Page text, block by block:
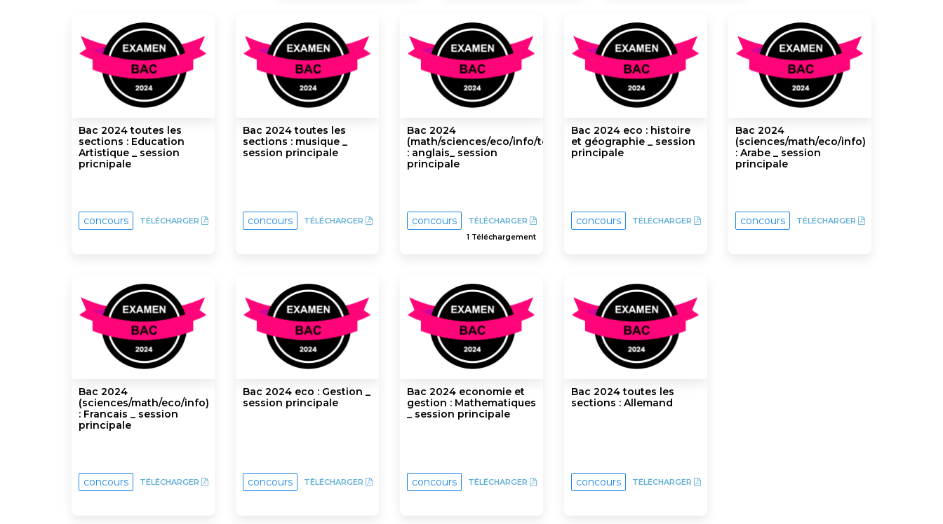
Bac 2024 toutes les
sections : Education
Artistique _ session
pricnipale
concours TÉLÉCHARGER
Bac 2024 toutes les
sections : musique _
session principale
concours TÉLÉCHARGER
Bac 2024
(math/sciences/eco/info/techniques)
: anglais_ session
principale
concours TÉLÉCHARGER
1 Téléchargement
Bac 2024 eco : histoire
et géographie _ session
principale
concours TÉLÉCHARGER
Bac 2024
(sciences/math/eco/info)
: Arabe _ session
principale
concours TÉLÉCHARGER
Bac 2024
(sciences/math/eco/info)
: Francais _ session
principale
concours TÉLÉCHARGER
Bac 2024 eco : Gestion _
session principale
concours TÉLÉCHARGER
Bac 2024 economie et
gestion : Mathematiques
_ session principale
concours TÉLÉCHARGER
Bac 2024 toutes les
sections : Allemand
concours TÉLÉCHARGER